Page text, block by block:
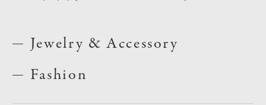
Jewelry & Accessory
Fashion